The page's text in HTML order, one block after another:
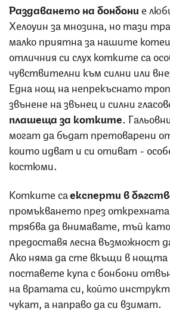
Раздаването на бонбоние
Хелоуин за мнозина, но тази
малко приятна за нашите
отличния си слух котките са
чувствителни към силни или
Една нощ на непрекъснато
звънене на звънец и силни
плашеща за котките.
могат да бъдат претоварени
които идват и си отиват -
костюми.
Котките саексперти в
промъкването през
трябва да внимавате, тъй
предоставя лесна възможност
Ако няма да сте вкъщи в нощта
поставете купа с бонбони
на вратата си, който
чукат, а направо да си взимат.